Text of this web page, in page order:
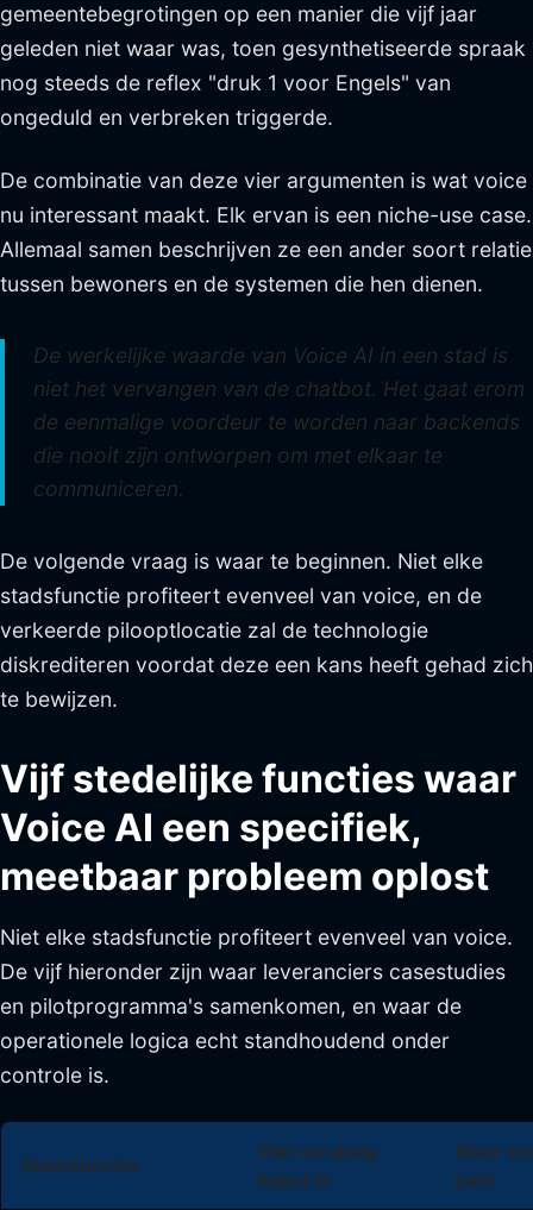
gemeentebegrotingen op een manier die vijf jaar
geleden niet waar was, toen gesynthetiseerde spraak
nog steeds de reflex "druk 1 voor Engels" van
ongeduld en verbreken triggerde.
De combinatie van deze vier argumenten is wat voice
nu interessant maakt. Elk ervan is een niche-use case.
Allemaal samen beschrijven ze een ander soort relatie
tussen bewoners en de systemen die hen dienen.
De werkelijke waarde van Voice AI in een stad is
niet het vervangen van de chatbot. Het gaat erom
de eenmalige voordeur te worden naar backends
die nooit zijn ontworpen om met elkaar te
communiceren.
De volgende vraag is waar te beginnen. Niet elke
stadsfunctie profiteert evenveel van voice, en de
verkeerde pilooptlocatie zal de technologie
diskrediteren voordat deze een kans heeft gehad zich
te bewijzen.
Vijf stedelijke functies waar
Voice AI een specifiek,
meetbaar probleem oplost
Niet elke stadsfunctie profiteert evenveel van voice.
De vijf hieronder zijn waar leveranciers casestudies
en pilotprogramma's samenkomen, en waar de
operationele logica echt standhoudend onder
controle is.
Stadsfunctie
Wat vandaag
kapot is
Waar
past